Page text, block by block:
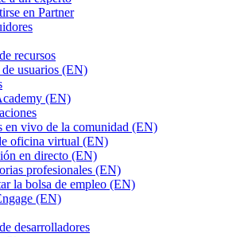
en Partner
recursos
usuarios (EN)
(EN)
en vivo de la comunidad (EN)
oficina virtual (EN)
en directo (EN)
profesionales (EN)
la bolsa de empleo (EN)
(EN)
desarrolladores